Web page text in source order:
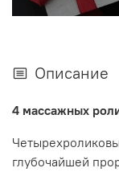
Описание
4 массажных
глубочайшей